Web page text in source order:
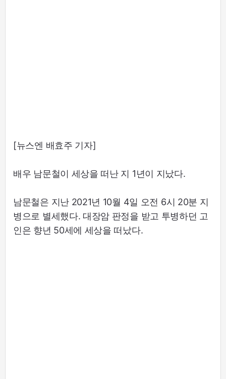
[뉴스엔 배효주 기자]
배우 남문철이 세상을 떠난 지 1년이 지났다.
남문철은 지난 2021년 10월 4일 오전 6시 20분 지
병으로 별세했다. 대장암 판정을 받고 투병하던 고
인은 향년 50세에 세상을 떠났다.